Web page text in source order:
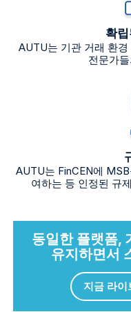
확
AUTU는 기관 거래 환
전문가
AUTU는 FinCEN에
여하는 등 인정된 규
동일한 플랫폼,
유지하면서
지금 라이